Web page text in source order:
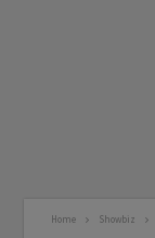
Home Showbiz